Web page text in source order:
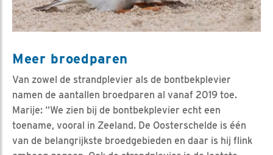
Meer broedparen
Van zowel de strandplevier als de bontbekplevier
namen de aantallen broedparen al vanaf 2019 toe.
Marije: “We zien bij de bontbekplevier echt een
toename, vooral in Zeeland. De Oosterschelde is één
van de belangrijkste broedgebieden en daar is hij flink